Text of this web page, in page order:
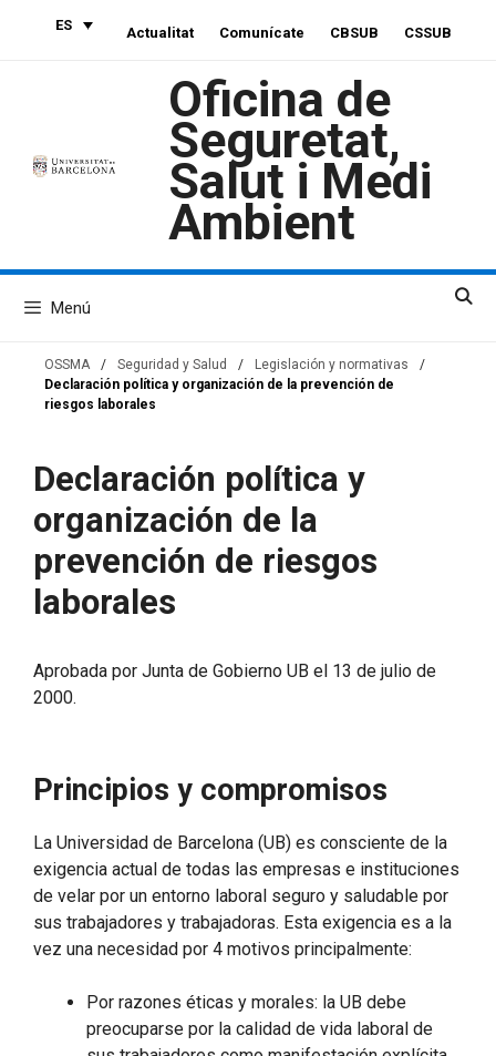
ES Actualitat Comunícate CBSUB CSSUB
Oficina de
Seguretat,
Salut i Medi
Ambient
Menú
OSSMA / Seguridad y Salud / Legislación y normativas
/
Declaración política y organización de la prevención de
riesgos laborales
Declaración política y
organización de la
prevención de riesgos
laborales
Aprobada por Junta de Gobierno UB el 13 de julio de
2000.
Principios y compromisos
La Universidad de Barcelona (UB) es consciente de la
exigencia actual de todas las empresas e instituciones
de velar por un entorno laboral seguro y saludable por
sus trabajadores y trabajadoras. Esta exigencia es a la
vez una necesidad por 4 motivos principalmente:
Por razones éticas y morales: la UB debe
preocuparse por la calidad de vida laboral de